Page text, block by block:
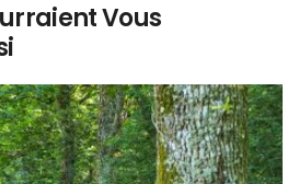
Vous